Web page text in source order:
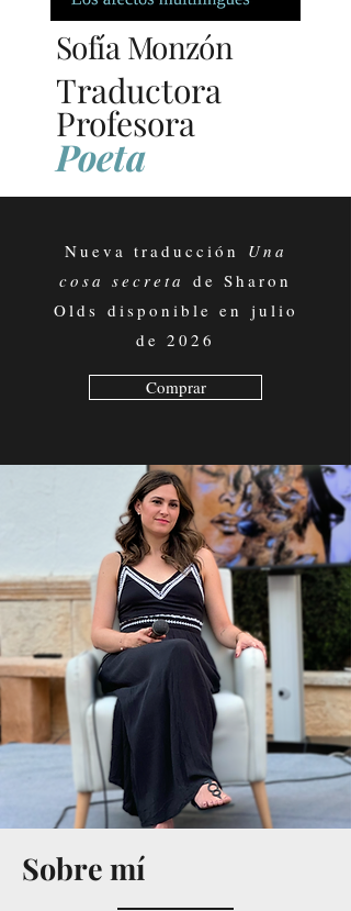
Sofía Monzón
Traductora
Profesora
Poeta
Nueva traducción Una
cosa secreta de Sharon
Olds disponible en julio
de 2026
Comprar
Sobre mí